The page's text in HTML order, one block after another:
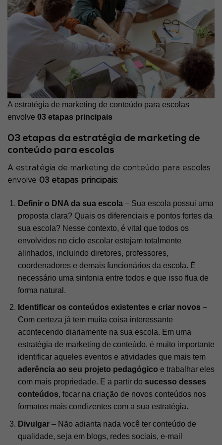
A estratégia de marketing de conteúdo para escolas
envolve 03 etapas principais
03 etapas da estratégia de marketing de
conteúdo para escolas
A estratégia de marketing de conteúdo para escolas
envolve 03 etapas principais:
Definir o DNA da sua escola– Sua escola possui uma
proposta clara? Quais os diferenciais e pontos fortes da
sua escola? Nesse contexto, é vital que todos os
envolvidos no ciclo escolar estejam totalmente
alinhados, incluindo diretores, professores,
coordenadores e demais funcionários da escola. É
necessário uma sintonia entre todos e que isso flua de
forma natural.
Identificar os conteúdos existentes e criar novos –
Com certeza já tem muita coisa interessante
acontecendo diariamente na sua escola. Em uma
estratégia de marketing de conteúdo, é muito importante
identificar aqueles eventos e atividades que mais tem
aderência ao seu projeto pedagógico e trabalhar eles
com mais propriedade. E a partir do sucesso desses
conteúdos, focar na criação de novos conteúdos nos
formatos mais condizentes com a sua estratégia.
Divulgar– Não adianta nada você ter conteúdo de
qualidade, seja em blogs, redes sociais, e-mail